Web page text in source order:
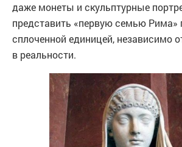
даже монеты и скульптурные
представить «первую семью Рима»
сплоченной единицей, независимо
в реальности.